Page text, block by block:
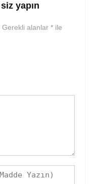
yapın
Gerekli alanlar * ile